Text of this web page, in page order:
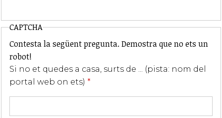
CAPTCHA
Contesta la següent pregunta. Demostra que no ets un
robot!
Si no et quedes a casa, surts de ... (pista: nom del
portal web on ets) *